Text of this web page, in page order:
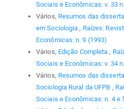
Sociais e Econômicas: v. 33
Vários, Resumos das
em Sociologia, Raízes:
Econômicas: n. 9 (1993)
Vários, Edição Completa,
Sociais e Econômicas: v. 34
Vários, Resumos das
Sociologia Rural da UFPB ,
Sociais e Econômicas: n. 4 e